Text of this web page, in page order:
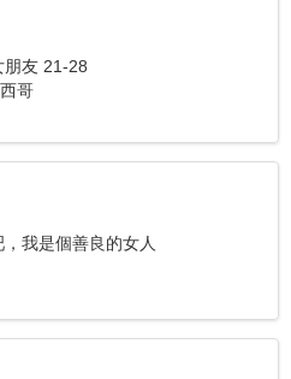
朋友 21-28
哥
我是個善良的女人